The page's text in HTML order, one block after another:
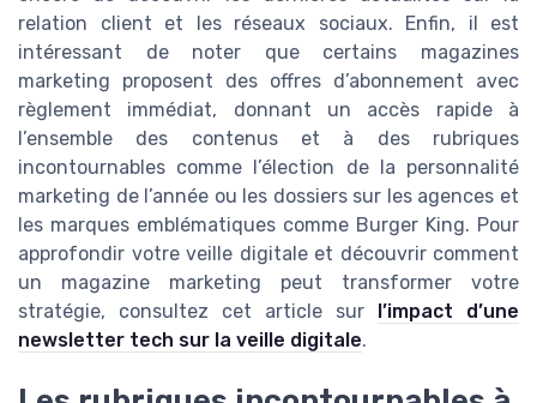
relation client et les réseaux sociaux. Enfin, il est
intéressant de noter que certains magazines
marketing proposent des offres d’abonnement avec
règlement immédiat, donnant un accès rapide à
l’ensemble des contenus et à des rubriques
incontournables comme l’élection de la personnalité
marketing de l’année ou les dossiers sur les agences et
les marques emblématiques comme Burger King. Pour
approfondir votre veille digitale et découvrir comment
un magazine marketing peut transformer votre
stratégie, consultez cet article sur
l’impact d’une
newsletter tech sur la veille digitale.